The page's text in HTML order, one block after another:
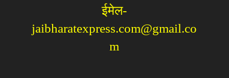
ईमेल-
jaibharatexpress.com@gmail.co
m